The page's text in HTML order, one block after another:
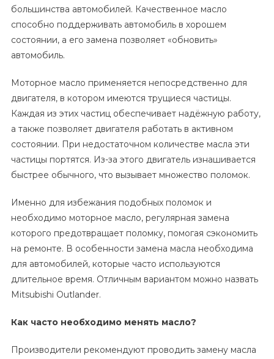
большинства автомобилей. Качественное масло
способно поддерживать автомобиль в хорошем
состоянии, а его замена позволяет «обновить»
автомобиль.
Моторное масло применяется непосредственно для
двигателя, в котором имеются трущиеся частицы.
Каждая из этих частиц обеспечивает надёжную работу,
а также позволяет двигателя работать в активном
состоянии. При недостаточном количестве масла эти
частицы портятся. Из-за этого двигатель изнашивается
быстрее обычного, что вызывает множество поломок.
Именно для избежания подобных поломок и
необходимо моторное масло, регулярная замена
которого предотвращает поломку, помогая сэкономить
на ремонте. В особенности замена масла необходима
для автомобилей, которые часто используются
длительное время. Отличным вариантом можно назвать
Mitsubishi Outlander.
Как часто необходимо менять масло?
Производители рекомендуют проводить замену масла